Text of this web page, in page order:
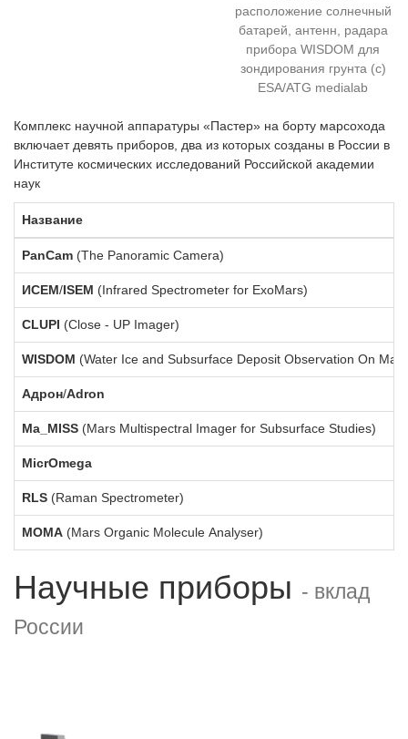
расположение солнечный
батарей, антенн, радара
прибора WISDOM для
зондирования грунта (с)
ESA/ATG medialab
Комплекс научной аппаратуры «Пастер» на борту марсохода
включает девять приборов, два из которых созданы в России в
Институте космических исследований Российской академии
наук
Название
PanCam (The Panoramic Camera)
ИСЕМ/ISEM (Infrared Spectrometer for ExoMars)
CLUPI (Close - UP Imager)
WISDOM (Water Ice and Subsurface Deposit Observation On
Адрон/Adron
Ma_MISS (Mars Multispectral Imager for Subsurface Studies)
MicrOmega
RLS (Raman Spectrometer)
MOMA (Mars Organic Molecule Analyser)
Научные приборы - вклад
России